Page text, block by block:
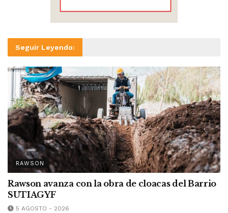
Seguir Leyendo:
RAWSON
Rawson avanza con la obra de cloacas del Barrio
SUTIAGYF
5 AGOSTO - 2026